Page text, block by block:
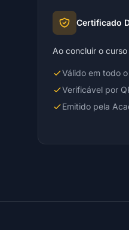
Certificado
Ao concluir o
Válido em todo
Verificável por
Emitido pela